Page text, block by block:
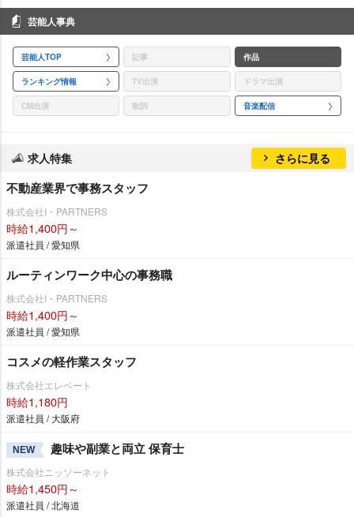
芸能人事典
芸能人TOP 記事 作品
ランキング情報 TV出演 ドラマ出演
CM出演 歌詞 音楽配信
求人特集 さらに見る
不動産業界で事務スタッフ
株式会社I・PARTNERS
時給1,400円～
派遣社員 / 愛知県
ルーティンワーク中心の事務職
株式会社I・PARTNERS
時給1,400円～
派遣社員 / 愛知県
コスメの軽作業スタッフ
株式会社エレベート
時給1,180円
派遣社員 / 大阪府
NEW 趣味や副業と両立 保育士
株式会社ニッソーネット
時給1,450円～
派遣社員 / 北海道